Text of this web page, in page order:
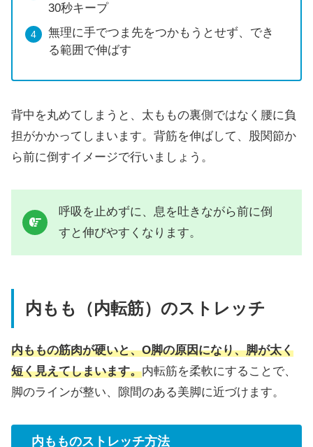
30秒キープ
無理に手でつま先をつかもうとせず、でき
る範囲で伸ばす
背中を丸めてしまうと、太ももの裏側ではなく腰に負
担がかかってしまいます。背筋を伸ばして、股関節か
ら前に倒すイメージで行いましょう。
呼吸を止めずに、息を吐きながら前に倒
すと伸びやすくなります。
内もも（内転筋）のストレッチ
内ももの筋肉が硬いと、O脚の原因になり、脚が太く
短く見えてしまいます。内転筋を柔軟にすることで、
脚のラインが整い、隙間のある美脚に近づけます。
内もものストレッチ方法